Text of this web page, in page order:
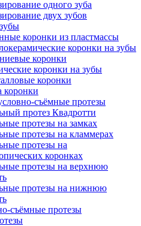
одного зуба
двух зубов
коронки из пластмассы
коронки на зубы
коронки
коронки на зубы
коронки
коронки
съёмные протезы
протез Квадротти
протезы на замках
протезы на кламмерах
протезы на
коронках
протезы на верхнюю
протезы на нижнюю
съёмные протезы